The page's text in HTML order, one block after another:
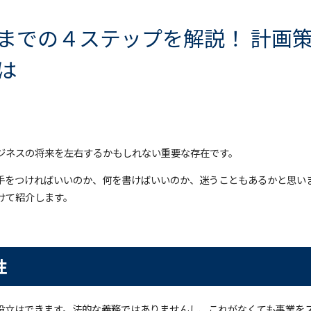
での４ステップを解説！ 計画
スの将来を左右するかもしれない重要な存在です。
つければいいのか、何を書けばいいのか、迷うこともあるかと思
紹介します。